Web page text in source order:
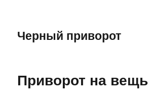
Черный приворот
Приворот на вещь